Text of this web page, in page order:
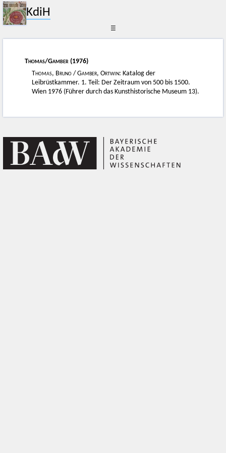
KdiH
☰
Thomas/Gamber (1976)
Thomas, Bruno /Gamber, Ortwin: Katalog der
Leibrüstkammer. 1. Teil: Der Zeitraum von 500 bis 1500.
Wien 1976 (Führer durch das Kunsthistorische Museum 13).